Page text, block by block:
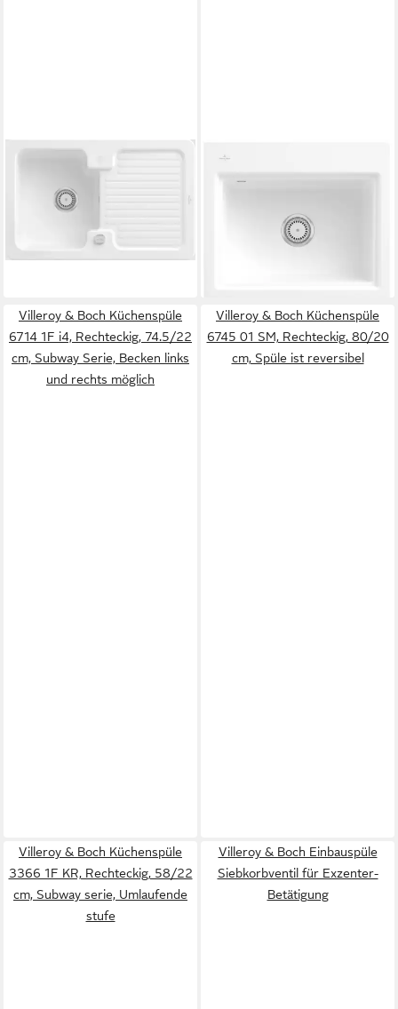
Rechteckig, 80/20 cm, Spüle
VILLEROY & BOCH
Küchenspüle 3366 1F R1,
Subway serie, Umlaufende
Villeroy & Boch Küchenspüle
6714 1F i4, Rechteckig, 74.5/22
cm, Subway Serie, Becken links
und rechts möglich
Villeroy & Boch Küchenspüle
6745 01 SM, Rechteckig, 80/20
cm, Spüle ist reversibel
Villeroy & Boch Küchenspüle
3366 1F KR, Rechteckig, 58/22
cm, Subway serie, Umlaufende
stufe
Villeroy & Boch Einbauspüle
Siebkorbventil für Exzenter-
Betätigung